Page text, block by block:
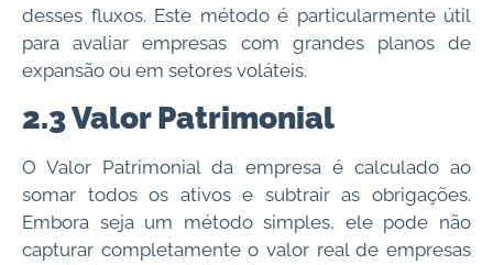
desses fluxos. Este método é particularmente útil
para avaliar empresas com grandes planos de
expansão ou em setores voláteis.
2.3 Valor Patrimonial
O Valor Patrimonial da empresa é calculado ao
somar todos os ativos e subtrair as obrigações.
Embora seja um método simples, ele pode não
capturar completamente o valor real de empresas